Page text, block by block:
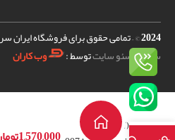
2024© – تمامی حقوق برای فروشگاه
سایتوسئو سایتتوسط :
وب کاران
کمک فنر
لباسشویی بوش
(آنتی